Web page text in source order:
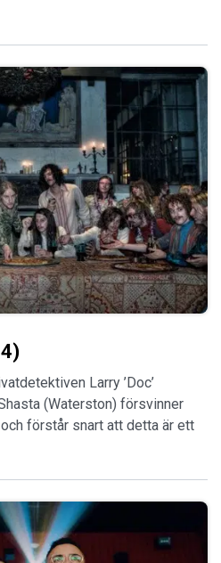
Larry ’Doc’
(Waterston) försvinner
förstår snart att detta är ett